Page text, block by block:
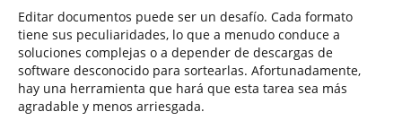
Editar documentos puede ser un desafío. Cada formato
tiene sus peculiaridades, lo que a menudo conduce a
soluciones complejas o a depender de descargas de
software desconocido para sortearlas. Afortunadamente,
hay una herramienta que hará que esta tarea sea más
agradable y menos arriesgada.